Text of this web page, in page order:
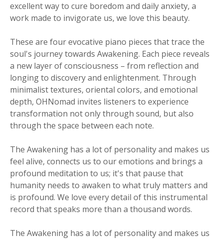
excellent way to cure boredom and daily anxiety, a
work made to invigorate us, we love this beauty.
These are four evocative piano pieces that trace the
soul's journey towards Awakening. Each piece reveals
a new layer of consciousness – from reflection and
longing to discovery and enlightenment. Through
minimalist textures, oriental colors, and emotional
depth, OHNomad invites listeners to experience
transformation not only through sound, but also
through the space between each note.
The Awakening has a lot of personality and makes us
feel alive, connects us to our emotions and brings a
profound meditation to us; it's that pause that
humanity needs to awaken to what truly matters and
is profound. We love every detail of this instrumental
record that speaks more than a thousand words.
The Awakening has a lot of personality and makes us